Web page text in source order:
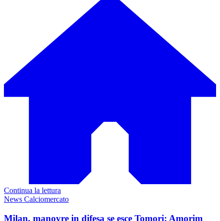
Continua la lettura
News Calciomercato
Milan, manovre in difesa se esce Tomori: Amorim